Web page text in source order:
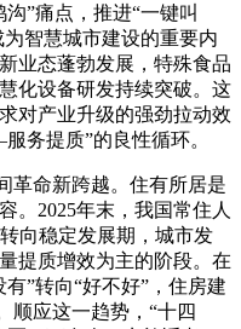
”痛点，推进“一键叫
智慧城市建设的重要内
业态蓬勃发展，特殊食品
化设备研发持续突破。这
对产业升级的强劲拉动效
务提质”的良性循环。
革命新跨越。住有所居是
。 2025年末，我国常住人
向稳定发展期，城市发
提质增效为主的阶段。在
”转向“好不好”，住房建
顺应这一趋势，“十四